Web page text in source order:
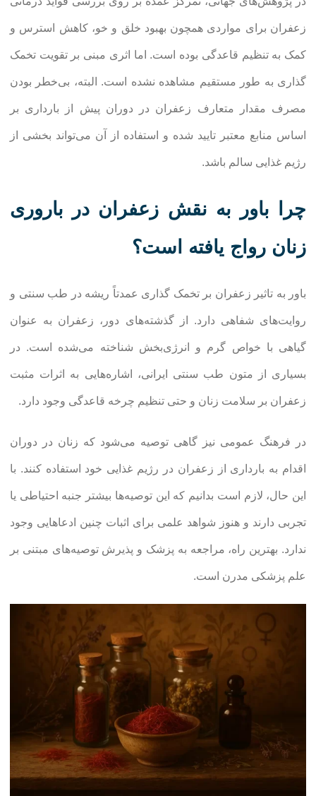
زعفران برای مواردی همچون بهبود خلق و خو، کاهش استرس و
کمک به تنظیم قاعدگی بوده است. اما اثری مبنی بر تقویت تخمک
گذاری به طور مستقیم مشاهده نشده است. البته، بی‌خطر بودن
مصرف مقدار متعارف زعفران در دوران پیش از بارداری بر
اساس منابع معتبر تایید شده و استفاده از آن می‌تواند بخشی از
رژیم غذایی سالم باشد.
چرا باور به نقش زعفران در باروری
زنان رواج یافته است؟
باور به تاثیر زعفران بر تخمک گذاری عمدتاً ریشه در طب سنتی و
روایت‌های شفاهی دارد. از گذشته‌های دور، زعفران به عنوان
گیاهی با خواص گرم و انرژی‌بخش شناخته می‌شده است. در
بسیاری از متون طب سنتی ایرانی، اشاره‌هایی به اثرات مثبت
زعفران بر سلامت زنان و حتی تنظیم چرخه قاعدگی وجود دارد.
در فرهنگ عمومی نیز گاهی توصیه می‌شود که زنان در دوران
اقدام به بارداری از زعفران در رژیم غذایی خود استفاده کنند. با
این حال، لازم است بدانیم که این توصیه‌ها بیشتر جنبه احتیاطی یا
تجربی دارند و هنوز شواهد علمی برای اثبات چنین ادعاهایی وجود
ندارد. بهترین راه، مراجعه به پزشک و پذیرش توصیه‌های مبتنی بر
علم پزشکی مدرن است.